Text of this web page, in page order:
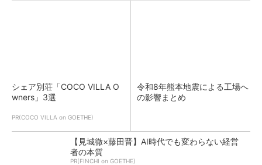
シェア別荘「COCO VILLA O
wners」3選
PR(COCO VILLA on GOETHE)
令和8年熊本地震による工場へ
の影響まとめ
【見城徹×藤田晋】AI時代でも変わらない経営
者の本質
PR(FINCHI on GOETHE)